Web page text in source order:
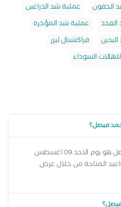
الجفون
عملية شد الذراعين
عملية شد المؤخرة
فراكشنال ليزر
السوداء
فيصل؟
أقرب ميعاد لدكتور احمد فيصل هو يوم الاحد 09 اغسطس
المتاحة من خلال عرض